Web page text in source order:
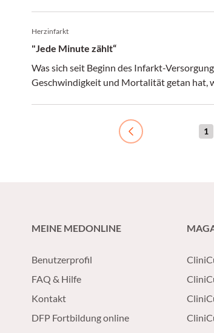
Herzinfarkt
"Jede Minute zählt“
Was sich seit Beginn des Infarkt-
Geschwindigkeit und Mortalität getan hat,
Previous 1
MEINE MEDONLINE
Benutzerprofil
FAQ & Hilfe
Kontakt
DFP Fortbildung online